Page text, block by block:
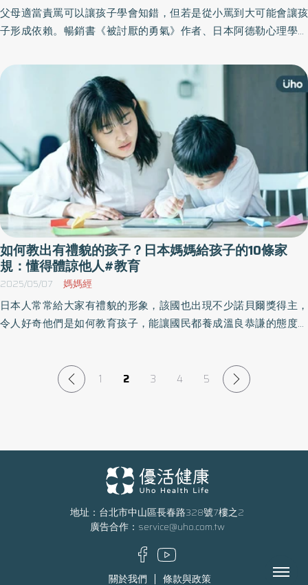
父母適當責罵可以讓孩子學會知錯，但若是從小罵到大可能會讓孩
子形成依賴。暢銷書《被討厭的勇氣》作者、日本阿德勒心理學會
入剖析各種由依賴和支配形成的「虛假關係」，提醒讀者「存在即
是幸福」，自己的價值無須透過外在標準來衡量，勇敢斬斷不必要
的關係，就能走向幸福人生。以下為原書摘文：
如何教出有禮貌的孩子？日本媽媽給孩子的10條家
規：懂得體諒他人#教育
2025/05/07 媽媽經
日本人常常給大家有禮貌的形象，該國也出現不少諾貝爾獎得主，
令人好奇他們是如何教育孩子，能讓國民都養成溫良恭謙的態度。
優良德行不分國籍，都是教育孩子的好方法。《優活健康網》特摘
此篇，分享日本媽媽的10條家規。
1 2 3 4 5
地址：台北市中山區長春路328號7樓之2
廣告合作： service@uho.com.tw
關於我們 條款與政策 Menu